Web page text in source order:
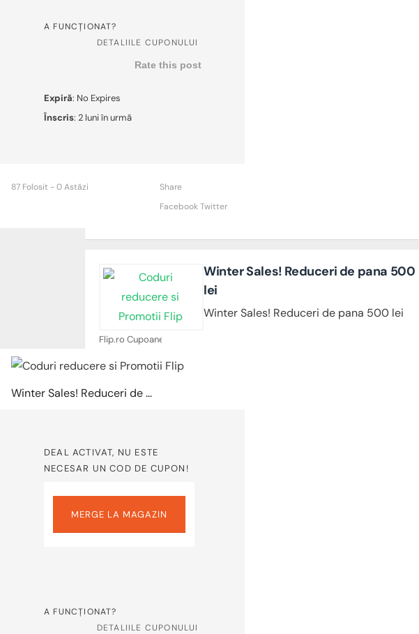
A FUNCȚIONAT?
DETALIILE CUPONULUI
Rate this post
Expiră: No Expires
Înscris: 2 luni în urmă
87 Folosit - 0 Astăzi
Share
FacebookTwitter
Flip.ro Cupoane
Winter Sales! Reduceri de pana 500
lei
Winter Sales! Reduceri de pana 500 lei
Winter Sales! Reduceri de pana 500 lei
DEAL ACTIVAT, NU ESTE
NECESAR UN COD DE CUPON!
MERGE LA MAGAZIN
A FUNCȚIONAT?
DETALIILE CUPONULUI